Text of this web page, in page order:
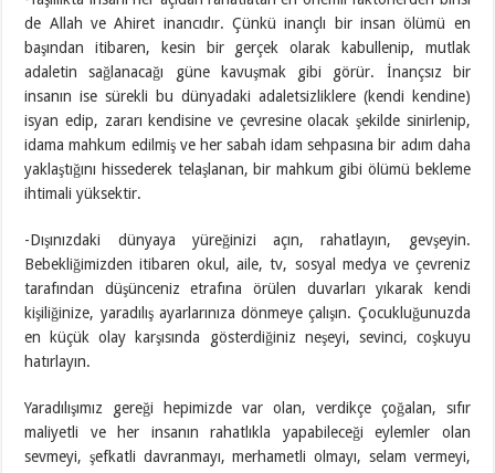
de Allah ve Ahiret inancıdır. Çünkü inançlı bir insan ölümü en
başından itibaren, kesin bir gerçek olarak kabullenip, mutlak
adaletin sağlanacağı güne kavuşmak gibi görür. İnançsız bir
insanın ise sürekli bu dünyadaki adaletsizliklere (kendi kendine)
isyan edip, zararı kendisine ve çevresine olacak şekilde sinirlenip,
idama mahkum edilmiş ve her sabah idam sehpasına bir adım daha
yaklaştığını hissederek telaşlanan, bir mahkum gibi ölümü bekleme
ihtimali yüksektir.
-Dışınızdaki dünyaya yüreğinizi açın, rahatlayın, gevşeyin.
Bebekliğimizden itibaren okul, aile, tv, sosyal medya ve çevreniz
tarafından düşünceniz etrafına örülen duvarları yıkarak kendi
kişiliğinize, yaradılış ayarlarınıza dönmeye çalışın. Çocukluğunuzda
en küçük olay karşısında gösterdiğiniz neşeyi, sevinci, coşkuyu
hatırlayın.
Yaradılışımız gereği hepimizde var olan, verdikçe çoğalan, sıfır
maliyetli ve her insanın rahatlıkla yapabileceği eylemler olan
sevmeyi, şefkatli davranmayı, merhametli olmayı, selam vermeyi,